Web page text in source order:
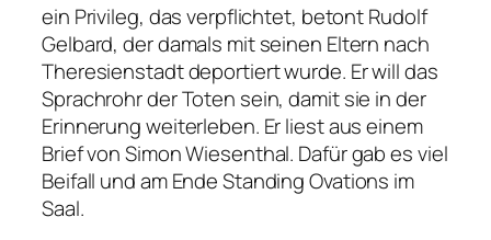
ein Privileg, das verpflichtet, betont Rudolf
Gelbard, der damals mit seinen Eltern nach
Theresienstadt deportiert wurde. Er will das
Sprachrohr der Toten sein, damit sie in der
Erinnerung weiterleben. Er liest aus einem
Brief von Simon Wiesenthal. Dafür gab es viel
Beifall und am Ende Standing Ovations im
Saal.